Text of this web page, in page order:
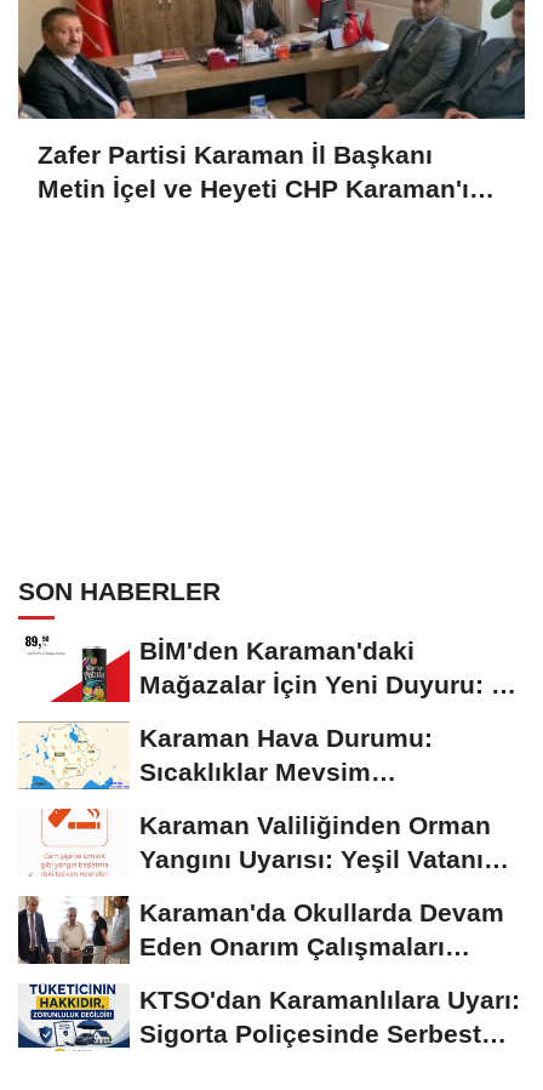
Zafer Partisi Karaman İl Başkanı
Metin İçel ve Heyeti CHP Karaman'ı
SON HABERLER
BİM'den Karaman'daki
Mağazalar İçin Yeni Duyuru: 11
Karaman Hava Durumu:
Sıcaklıklar Mevsim
Seyrediyor
Karaman Valiliğinden Orman
Yangını Uyarısı: Yeşil Vatanı
Karaman'da Okullarda Devam
Eden Onarım Çalışmaları
KTSO'dan Karamanlılara Uyarı:
Sigorta Poliçesinde Serbest